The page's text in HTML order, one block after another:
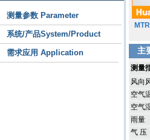
测量参数 Parameter
系统/产品System/Product
需求应用 Application 主
测量
风向
空气
空气
雨量
气 压